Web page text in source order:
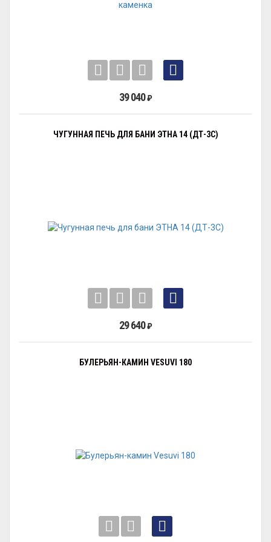
39 040₽
ЧУГУННАЯ ПЕЧЬ ДЛЯ БАНИ ЭТНА 14 (ДТ-3С)
29 640₽
БУЛЕРЬЯН-КАМИН VESUVI 180